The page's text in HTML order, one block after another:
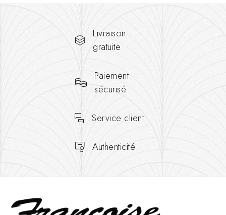
Livraison
gratuite
Paiement
sécurisé
Service client
Authenticité